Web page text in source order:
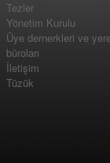
Tezler
Yönetim Kurulu
Üye dernerkleri ve
büroları
İletişim
Tüzük